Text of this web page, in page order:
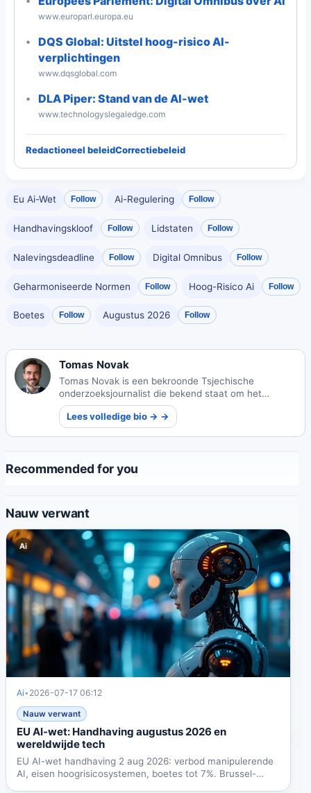
www.europarl.europa.eu
DQS Global: Uitstel hoog-risico AI-
verplichtingen
www.dqsglobal.com
DLA Piper: Stand van de AI-wet
www.technologyslegaledge.com
Redactioneel beleidCorrectiebeleid
Eu Ai-Wet Follow Ai-Regulering Follow
Handhavingskloof Follow Lidstaten Follow
Nalevingsdeadline Follow Digital Omnibus Follow
Geharmoniseerde Normen Follow Hoog-Risico Ai Follow
Boetes Follow Augustus 2026 Follow
Tomas Novak
Tomas Novak is een bekroonde Tsjechische
onderzoeksjournalist die bekend staat om het
blootleggen van de georganiseerde
misdaadnetwerken in Europa. Zijn onverschrokken
verslaggeving heeft internationale onderzoeken op
Lees volledige bio → →
Recommended for you
Nauw verwant
Ai
Ai• 2026-07-17 06:12
Nauw verwant
EU AI-wet: Handhaving augustus 2026 en
wereldwijde tech
EU AI-wet handhaving 2 aug 2026: verbod manipulerende
AI, eisen hoogrisicosystemen, boetes tot 7%. Brussel-